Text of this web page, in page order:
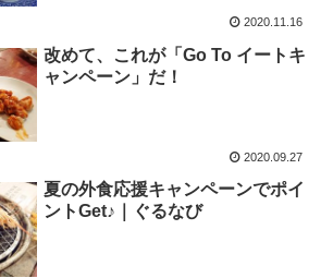
2020.11.16
改めて、これが「Go To イートキ
ャンペーン」だ！
2020.09.27
夏の外食応援キャンペーンでポイ
ントGet♪｜ぐるなび